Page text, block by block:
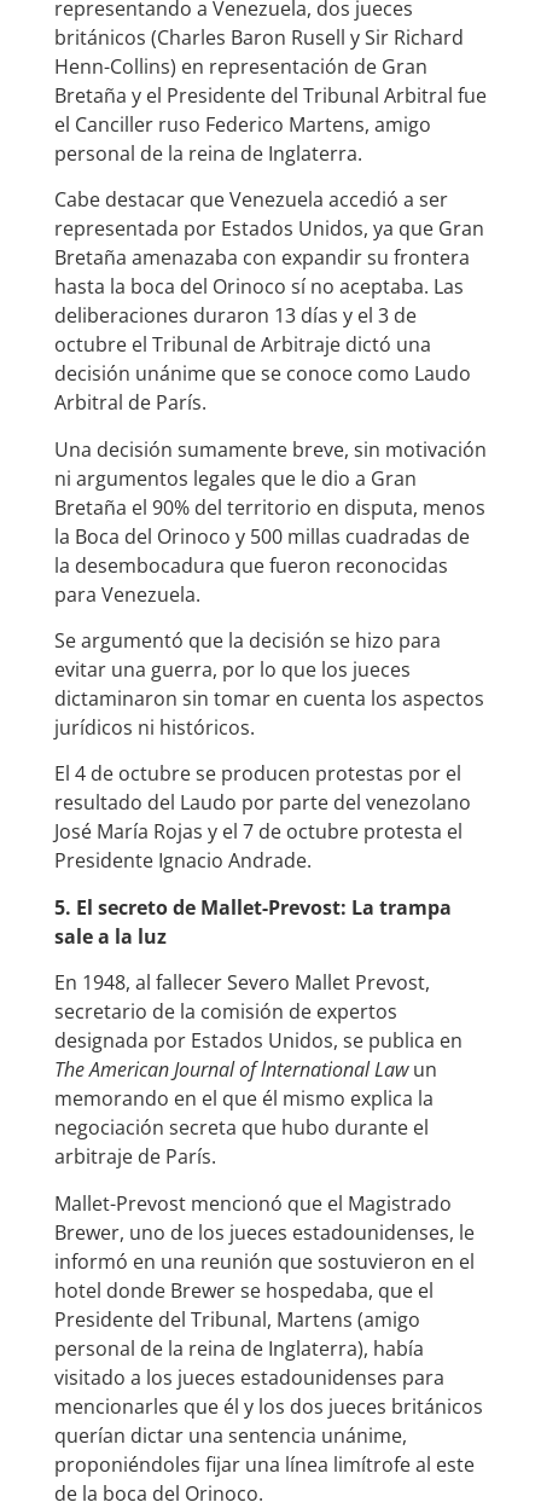
representando a Venezuela, dos jueces
británicos (Charles Baron Rusell y Sir Richard
Henn-Collins) en representación de Gran
Bretaña y el Presidente del Tribunal Arbitral fue
el Canciller ruso Federico Martens, amigo
personal de la reina de Inglaterra.
Cabe destacar que Venezuela accedió a ser
representada por Estados Unidos, ya que Gran
Bretaña amenazaba con expandir su frontera
hasta la boca del Orinoco sí no aceptaba. Las
deliberaciones duraron 13 días y el 3 de
octubre el Tribunal de Arbitraje dictó una
decisión unánime que se conoce como Laudo
Arbitral de París.
Una decisión sumamente breve, sin motivación
ni argumentos legales que le dio a Gran
Bretaña el 90% del territorio en disputa, menos
la Boca del Orinoco y 500 millas cuadradas de
la desembocadura que fueron reconocidas
para Venezuela.
Se argumentó que la decisión se hizo para
evitar una guerra, por lo que los jueces
dictaminaron sin tomar en cuenta los aspectos
jurídicos ni históricos.
El 4 de octubre se producen protestas por el
resultado del Laudo por parte del venezolano
José María Rojas y el 7 de octubre protesta el
Presidente Ignacio Andrade.
5. El secreto de Mallet-Prevost: La trampa
sale a la luz
En 1948, al fallecer Severo Mallet Prevost,
secretario de la comisión de expertos
designada por Estados Unidos, se publica en
TheAmerican Journal of lnternational Lawun
memorando en el que él mismo explica la
negociación secreta que hubo durante el
arbitraje de París.
Mallet-Prevost mencionó que el Magistrado
Brewer, uno de los jueces estadounidenses, le
informó en una reunión que sostuvieron en el
hotel donde Brewer se hospedaba, que el
Presidente del Tribunal, Martens (amigo
personal de la reina de Inglaterra), había
visitado a los jueces estadounidenses para
mencionarles que él y los dos jueces británicos
querían dictar una sentencia unánime,
proponiéndoles fijar una línea limítrofe al este
de la boca del Orinoco.